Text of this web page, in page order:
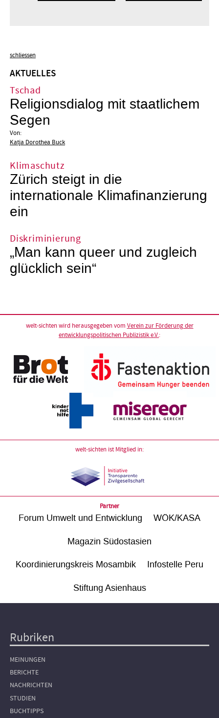
schliessen
AKTUELLES
Tschad
Religionsdialog mit staatlichem
Segen
Von:
Katja Dorothea Buck
Klimaschutz
Zürich steigt in die
internationale Klimafinanzierung
ein
Diskriminierung
„Man kann queer und zugleich
glücklich sein“
welt-sichten wird herausgegeben vom Verein zur Förderung der
entwicklungspolitischen Publizistik e.V.:
welt-sichten ist Mitglied in:
Partner
Forum Umwelt und Entwicklung WÖK/KASA
Magazin Südostasien
Koordinierungskreis Mosambik Infostelle Peru
Stiftung Asienhaus
Hauptnavigation
Rubriken
MEINUNGEN
BERICHTE
NACHRICHTEN
STUDIEN
BUCHTIPPS